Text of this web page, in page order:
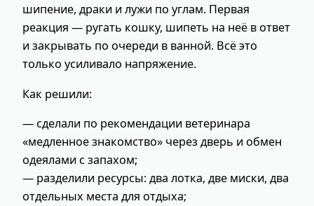
шипение, драки и лужи по углам. Первая
реакция — ругать кошку, шипеть на неё в ответ
и закрывать по очереди в ванной. Всё это
только усиливало напряжение.
Как решили:
— сделали по рекомендации ветеринара
«медленное знакомство» через дверь и обмен
одеялами с запахом;
— разделили ресурсы: два лотка, две миски, два
отдельных места для отдыха;